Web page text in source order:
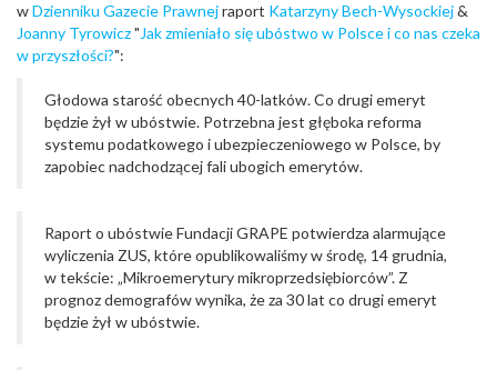
wDzienniku Gazecie Prawnejraport Katarzyny Bech-Wysockiej&
Joanny Tyrowicz"Jak zmieniało się ubóstwo w Polsce i co nas czeka
w przyszłości?":
Głodowa starość obecnych 40-latków. Co drugi emeryt
będzie żył w ubóstwie. Potrzebna jest głęboka reforma
systemu podatkowego i ubezpieczeniowego w Polsce, by
zapobiec nadchodzącej fali ubogich emerytów.
Raport o ubóstwie Fundacji GRAPE potwierdza alarmujące
wyliczenia ZUS, które opublikowaliśmy w środę, 14 grudnia,
w tekście: „Mikroemerytury mikroprzedsiębiorców”. Z
prognoz demografów wynika, że za 30 lat co drugi emeryt
będzie żył w ubóstwie.